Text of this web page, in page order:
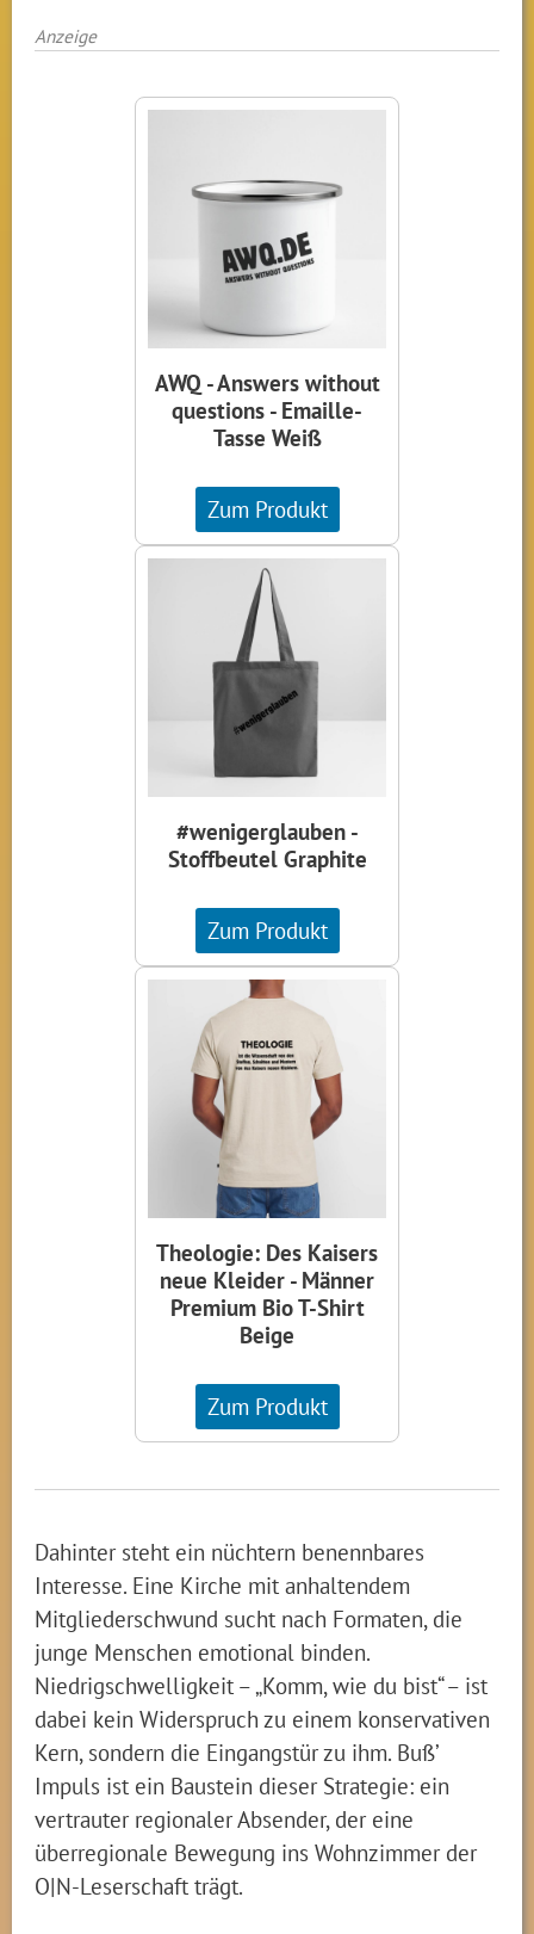
Anzeige
AWQ - Answers without
questions - Emaille-
Tasse Weiß
Zum Produkt
#wenigerglauben -
Stoffbeutel Graphite
Zum Produkt
Theologie: Des Kaisers
neue Kleider - Männer
Premium Bio T-Shirt
Beige
Zum Produkt
Dahinter steht ein nüchtern benennbares
Interesse. Eine Kirche mit anhaltendem
Mitgliederschwund sucht nach Formaten, die
junge Menschen emotional binden.
Niedrigschwelligkeit – „Komm, wie du bist“ – ist
dabei kein Widerspruch zu einem konservativen
Kern, sondern die Eingangstür zu ihm. Buß’
Impuls ist ein Baustein dieser Strategie: ein
vertrauter regionaler Absender, der eine
überregionale Bewegung ins Wohnzimmer der
O|N-Leserschaft trägt.